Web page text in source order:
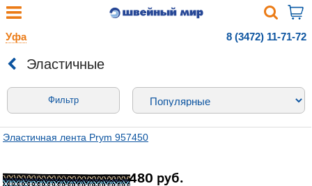
Уфа 8 (3472) 11-71-72
Эластичные
Фильтр
Эластичная лента Prym 957450
480 руб.